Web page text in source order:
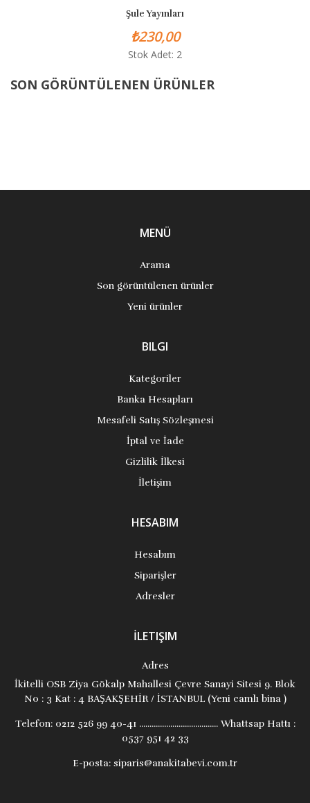
Şule Yayınları
₺230,00
Stok Adet: 2
SON GÖRÜNTÜLENEN ÜRÜNLER
MENÜ
Arama
Son görüntülenen ürünler
Yeni ürünler
BILGI
Kategoriler
Banka Hesapları
Mesafeli Satış Sözleşmesi
İptal ve İade
Gizlilik İlkesi
İletişim
HESABIM
Hesabım
Siparişler
Adresler
İLETIŞIM
Adres
İkitelli OSB Ziya Gökalp Mahallesi Çevre Sanayi Sitesi 9. Blok
No : 3 Kat : 4 BAŞAKŞEHİR / İSTANBUL (Yeni camlı bina )
Telefon:0212 526 99 40-41 ...................................... Whattsap Hattı :
0537 951 42 33
E-posta: siparis@anakitabevi.com.tr